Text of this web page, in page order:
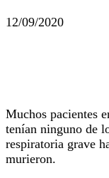
12/09/2020
Muchos pacientes
tenían ninguno de
respiratoria grave
murieron.